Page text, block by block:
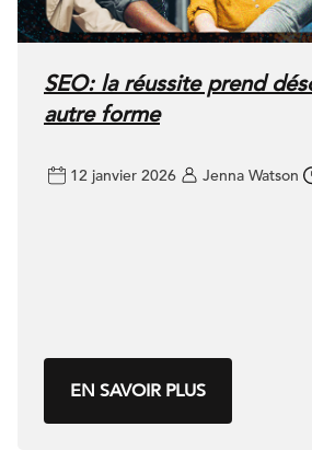
SEO: la réussite prend
autre forme
12 janvier 2026 Jenna Watson
EN SAVOIR PLUS